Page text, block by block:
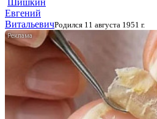
Евгений
ВитальевичРодился 11 августа 1951 г.